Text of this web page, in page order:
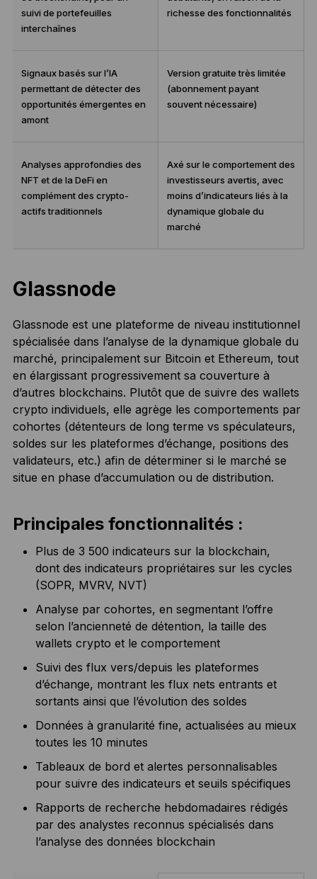
suivi de portefeuilles
interchaînes
richesse des fonctionnalités
Signaux basés sur l’IA
permettant de détecter des
opportunités émergentes en
amont
Version gratuite très limitée
(abonnement payant
souvent nécessaire)
Analyses approfondies des
NFT et de la DeFi en
complément des crypto-
actifs traditionnels
Axé sur le comportement des
investisseurs avertis, avec
moins d’indicateurs liés à la
dynamique globale du
marché
Glassnode
Glassnode est une plateforme de niveau institutionnel
spécialisée dans l’analyse de la dynamique globale du
marché, principalement sur Bitcoin et Ethereum, tout
en élargissant progressivement sa couverture à
d’autres blockchains. Plutôt que de suivre des wallets
crypto individuels, elle agrège les comportements par
cohortes (détenteurs de long terme vs spéculateurs,
soldes sur les plateformes d’échange, positions des
validateurs, etc.) afin de déterminer si le marché se
situe en phase d’accumulation ou de distribution.
Principales fonctionnalités :
Plus de 3 500 indicateurs sur la blockchain,
dont des indicateurs propriétaires sur les cycles
(SOPR, MVRV, NVT)
Analyse par cohortes, en segmentant l’offre
selon l’ancienneté de détention, la taille des
wallets crypto et le comportement
Suivi des flux vers/depuis les plateformes
d’échange, montrant les flux nets entrants et
sortants ainsi que l’évolution des soldes
Données à granularité fine, actualisées au mieux
toutes les 10 minutes
Tableaux de bord et alertes personnalisables
pour suivre des indicateurs et seuils spécifiques
Rapports de recherche hebdomadaires rédigés
par des analystes reconnus spécialisés dans
l’analyse des données blockchain